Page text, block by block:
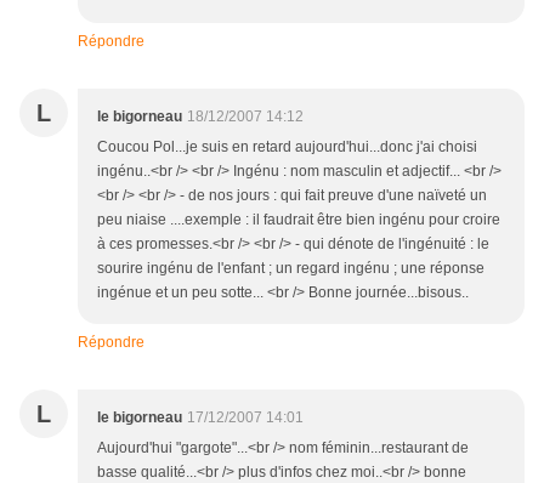
Répondre
L le bigorneau 18/12/2007 14:12
Coucou Pol...je suis en retard aujourd'hui...donc j'ai choisi
ingénu..<br /> <br /> Ingénu : nom masculin et adjectif... <br />
<br /> <br /> - de nos jours : qui fait preuve d'une naïveté un
peu niaise ....exemple : il faudrait être bien ingénu pour croire
à ces promesses.<br /> <br /> - qui dénote de l'ingénuité : le
sourire ingénu de l'enfant ; un regard ingénu ; une réponse
ingénue et un peu sotte... <br /> Bonne journée...bisous..
Répondre
L le bigorneau 17/12/2007 14:01
Aujourd'hui "gargote"...<br /> nom féminin...restaurant de
basse qualité...<br /> plus d'infos chez moi..<br /> bonne